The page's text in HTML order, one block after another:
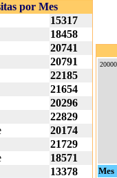
por Mes
15317
18458
20741
20791
22185
21654
20296
22829
20174
21729
18571
13378
20000
Mes